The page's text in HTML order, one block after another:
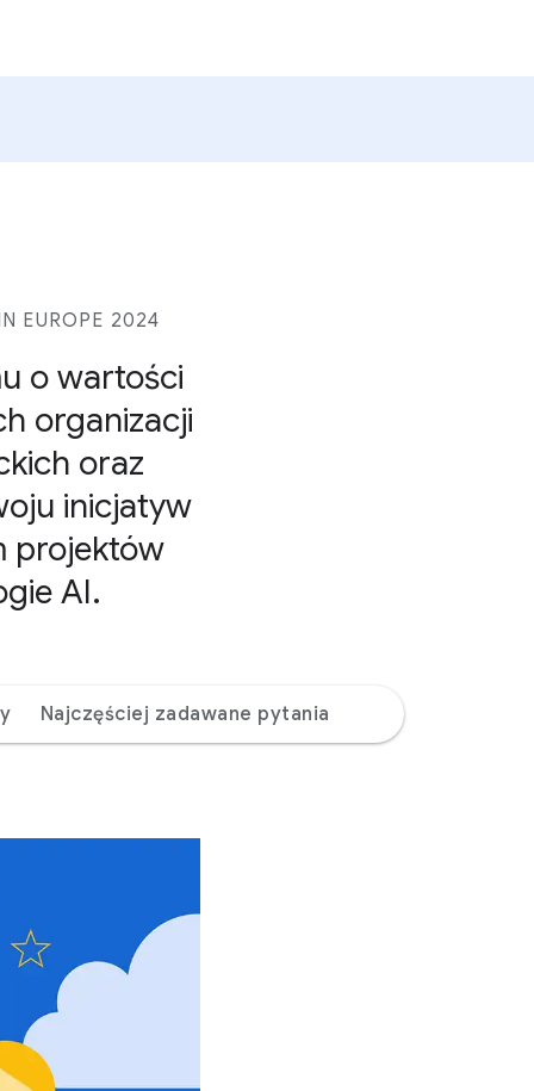
EUROPE 2024
o wartości
organizacji
oraz
inicjatyw
projektów
AI.
Najczęściej zadawane pytania